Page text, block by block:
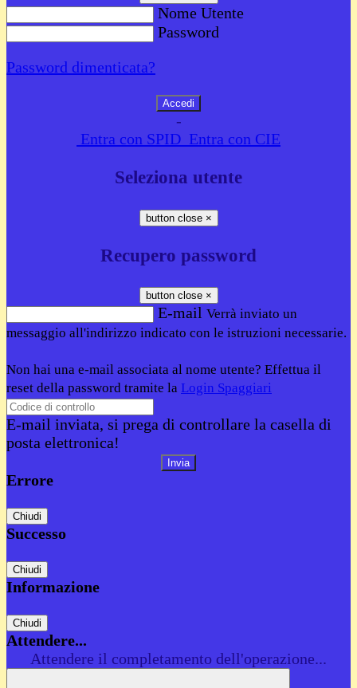
Nome Utente
Password
Password dimenticata?
-
Entra con SPID Entra con CIE
Seleziona utente
button close ×
Recupero password
button close ×
E-mail Verrà inviato un
messaggio all'indirizzo indicato con le istruzioni necessarie.
Non hai una e-mail associata al nome utente? Effettua il
reset della password tramite la Login Spaggiari
E-mail inviata, si prega di controllare la casella di
posta elettronica!
Errore
Chiudi
Successo
Chiudi
Informazione
Chiudi
Attendere...
Attendere il completamento dell'operazione...